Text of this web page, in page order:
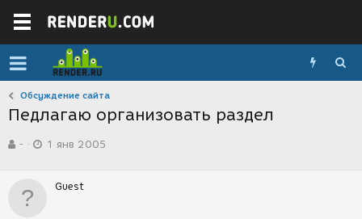
Обсуждение сайта
Педлагаю организовать раздел
в
р
-
а
1 янв 2005
Guest